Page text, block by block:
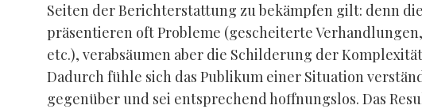
Seiten der Berichterstattung zu bekämpfen gilt: denn
präsentieren oft Probleme (gescheiterte
etc.), verabsäumen aber die Schilderung der
Dadurch fühle sich das Publikum einer Situation
gegenüber und sei entsprechend hoffnungslos. Das